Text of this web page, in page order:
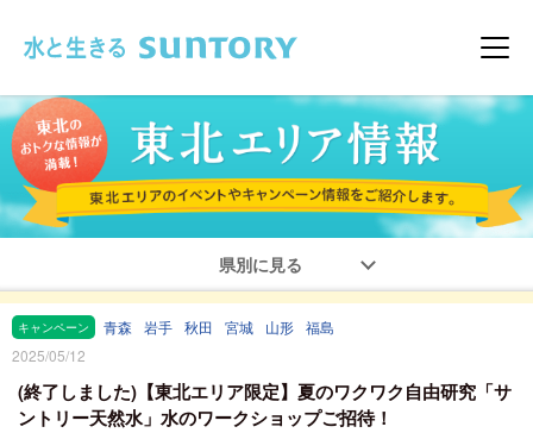
メ
県別に見る
キャンペーン 青森 岩手 秋田 宮城 山形 福島
2025/05/12
(終了しました)【東北エリア限定】夏のワクワク自由研究「サ
ントリー天然水」水のワークショップご招待！